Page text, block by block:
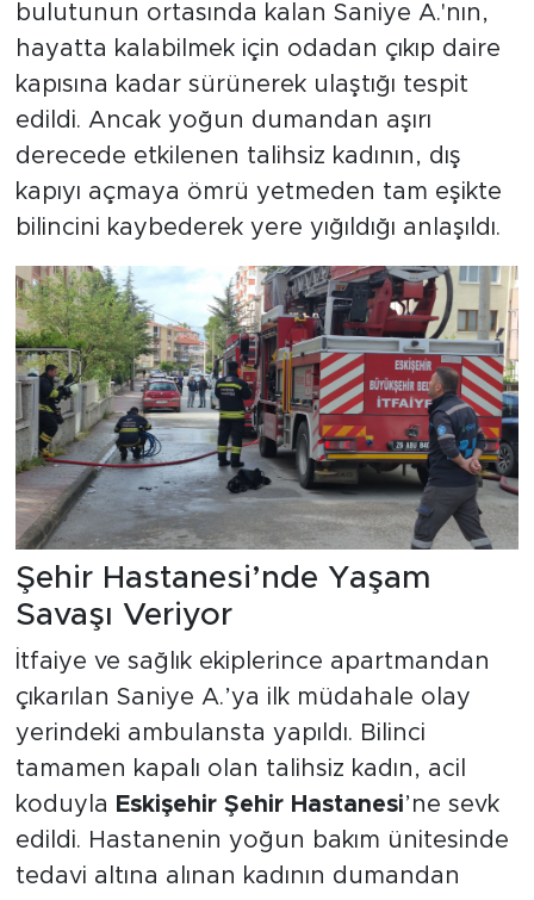
bulutunun ortasında kalan Saniye A.'nın,
hayatta kalabilmek için odadan çıkıp daire
kapısına kadar sürünerek ulaştığı tespit
edildi. Ancak yoğun dumandan aşırı
derecede etkilenen talihsiz kadının, dış
kapıyı açmaya ömrü yetmeden tam eşikte
bilincini kaybederek yere yığıldığı anlaşıldı.
Şehir Hastanesi’nde Yaşam
Savaşı Veriyor
İtfaiye ve sağlık ekiplerince apartmandan
çıkarılan Saniye A.’ya ilk müdahale olay
yerindeki ambulansta yapıldı. Bilinci
tamamen kapalı olan talihsiz kadın, acil
koduyla Eskişehir Şehir Hastanesi’ne sevk
edildi. Hastanenin yoğun bakım ünitesinde
tedavi altına alınan kadının dumandan